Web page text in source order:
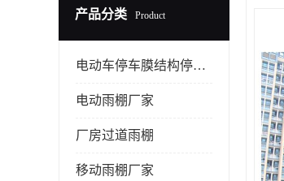
产品分类 Product
电动车停车膜结构停车棚
电动雨棚厂家
厂房过道雨棚
移动雨棚厂家